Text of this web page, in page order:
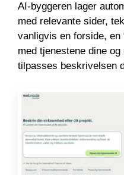
AI-byggeren lager
med relevante sider,
vanligvis en forside, en
med tjenestene dine
tilpasses beskrivelsen